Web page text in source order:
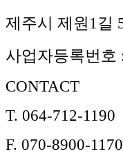
제주시 제원1길
사업자등록번호
CONTACT
T. 064-712-1190
F. 070-8900-1170